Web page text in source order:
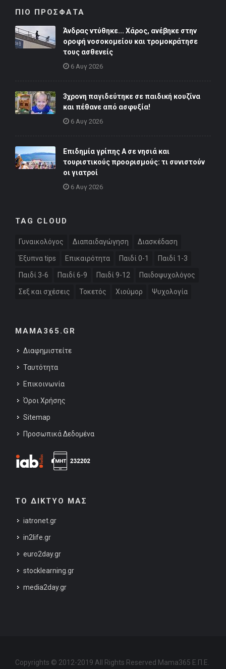
ΠΙΟ ΠΡΟΣΦΑΤΑ
Άνδρας ντύθηκε... Χάρος, ανέβηκε στην
οροφή νοσοκομείου και τρομοκράτησε
τους ασθενείς
6 Αυγ 2026
3χρονη παγιδεύτηκε σε παιδική κουζίνα
και πέθανε από ασφυξία!
6 Αυγ 2026
Επιδημία γρίπης Α σε νησιά και
τουριστικούς προορισμούς: τι συνιστούν
οι γιατροί
6 Αυγ 2026
TAG CLOUD
Γυναικολόγος Διαπαιδαγώγηση Διασκέδαση
Έξυπνα tips Επικαιρότητα Παιδί 0-1 Παιδί 1-3
Παιδί 3-6 Παιδί 6-9 Παιδί 9-12 Παιδοψυχολόγος
Σεξ και σχέσεις Τοκετός Χιούμορ Ψυχολογία
MAMA365.GR
Διαφημιστείτε
Ταυτότητα
Επικοινωνία
Όροι Χρήσης
Sitemap
Προσωπικά Δεδομένα
ΤΟ ΔΙΚΤΥΟ ΜΑΣ
iatronet.gr
in2life.gr
euro2day.gr
stocklearning.gr
media2day.gr
Copyrights © 2012-2019 All Rights Reserved Mama365 Ε.Π.Ε.